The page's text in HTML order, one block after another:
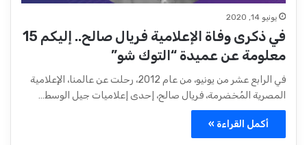
يونيو 14, 2020
في ذكرى وفاة الإعلامية فريال صالح.. إليكم 15
معلومة عن عميدة “التوك شو”
في الرابع عشر من يونيو، من عام 2012، رحلت عن عالمنا، الإعلامية
المصرية المُخضرمة، فريال صالح، إحدى إعلاميات جيل الوسط…
أكمل القراءة »